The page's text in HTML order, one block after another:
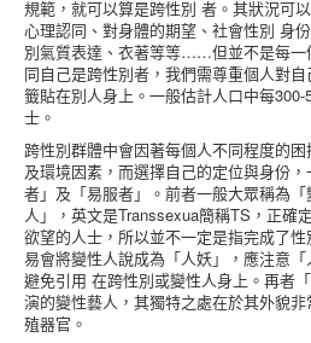
規範，就可以算是跨性別 者。其狀況可
心理認同、對身體的期望、社會性別 身
別氣質表達、衣著等等……但並不是每一
同自己是跨性別者，我們需尊重個人對
籤貼在別人身上。一般估計人口中每
士。
跨性別群體中會因著每個人不同程度的
及環境因素，而選擇自己的定位與身份
者」及「易服者」。前者一般大眾稱為
人」，英文是Transsexua簡稱TS，正確
欲望的人士，所以並不一定是指完成了
易會將變性人說成為「人妖」，應注意
避免引用 在跨性別或變性人身上。再者
演的變性藝人，其獨特之處在於其外貌
殖器官。